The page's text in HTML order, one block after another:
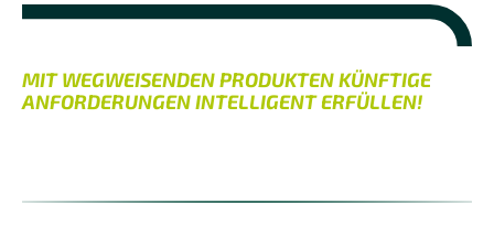
MIT WEGWEISENDEN PRODUKTEN KÜNFTIGE
ANFORDERUNGEN INTELLIGENT ERFÜLLEN!